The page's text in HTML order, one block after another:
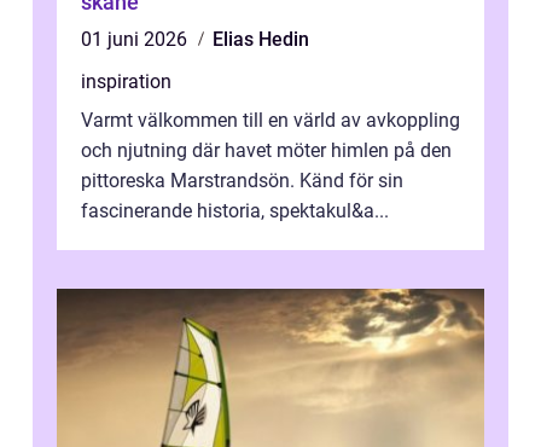
01 juni 2026
Elias Hedin
inspiration
Varmt välkommen till en värld av avkoppling
och njutning där havet möter himlen på den
pittoreska Marstrandsön. Känd för sin
fascinerande historia, spektakul&a...